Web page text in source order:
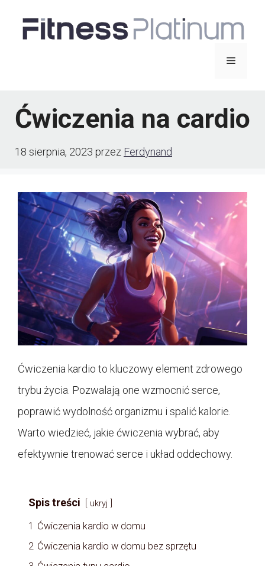
Menu
Ćwiczenia na cardio
18 sierpnia, 2023 przez Ferdynand
Ćwiczenia kardio to kluczowy element zdrowego
trybu życia. Pozwalają one wzmocnić serce,
poprawić wydolność organizmu i spalić kalorie.
Warto wiedzieć, jakie ćwiczenia wybrać, aby
efektywnie trenować serce i układ oddechowy.
Spis treści ukryj
1 Ćwiczenia kardio w domu
2 Ćwiczenia kardio w domu bez sprzętu